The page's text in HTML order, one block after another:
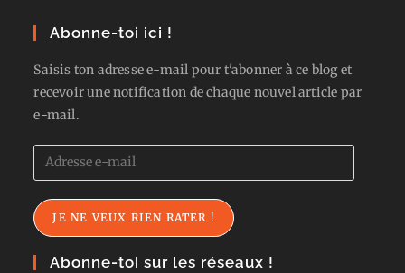
Abonne-toi ici !
Saisis ton adresse e-mail pour t'abonner à ce blog et
recevoir une notification de chaque nouvel article par
e-mail.
Adresse
e-
mail
JE NE VEUX RIEN RATER !
Abonne-toi sur les réseaux !